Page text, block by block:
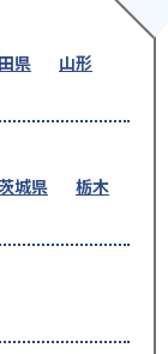
県
山形
城県
栃木